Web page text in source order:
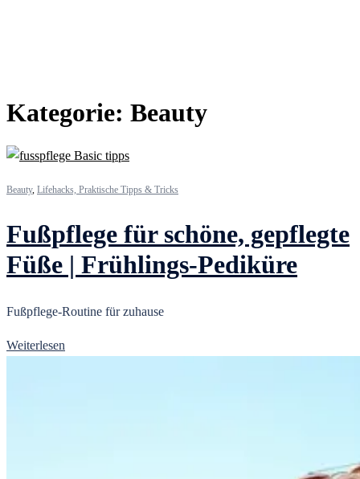
Kategorie: Beauty
Beauty, Lifehacks, Praktische Tipps & Tricks
Fußpflege für schöne, gepflegte
Füße | Frühlings-Pediküre
Fußpflege-Routine für zuhause
Weiterlesen